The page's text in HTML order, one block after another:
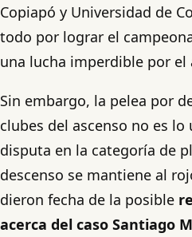
Copiapó y Universidad de
todo por lograr el
una lucha imperdible por el
Sin embargo, la pelea por
clubes del ascenso no es lo
disputa en la categoría de
descenso se mantiene al
dieron fecha de la posible
acerca del caso Santiago